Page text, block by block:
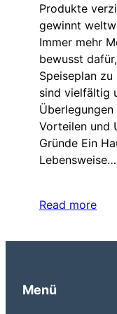
Produkte
gewinnt
Immer mehr
bewusst
Speiseplan
sind vielfältig
Vorteilen und
Gründe Ein
Lebensweise…
Read more
Menü